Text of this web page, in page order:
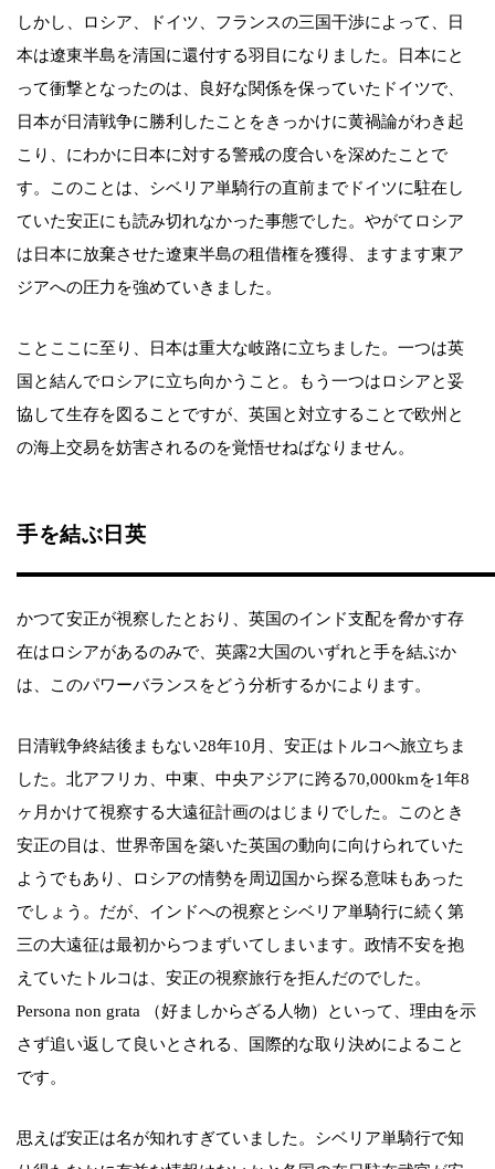
しかし、ロシア、ドイツ、フランスの三国干渉によって、日
本は遼東半島を清国に還付する羽目になりました。日本にと
って衝撃となったのは、良好な関係を保っていたドイツで、
日本が日清戦争に勝利したことをきっかけに黄禍論がわき起
こり、にわかに日本に対する警戒の度合いを深めたことで
す。このことは、シベリア単騎行の直前までドイツに駐在し
ていた安正にも読み切れなかった事態でした。やがてロシア
は日本に放棄させた遼東半島の租借権を獲得、ますます東ア
ジアへの圧力を強めていきました。
ことここに至り、日本は重大な岐路に立ちました。一つは英
国と結んでロシアに立ち向かうこと。もう一つはロシアと妥
協して生存を図ることですが、英国と対立することで欧州と
の海上交易を妨害されるのを覚悟せねばなりません。
手を結ぶ日英
かつて安正が視察したとおり、英国のインド支配を脅かす存
在はロシアがあるのみで、英露2大国のいずれと手を結ぶか
は、このパワーバランスをどう分析するかによります。
日清戦争終結後まもない28年10月、安正はトルコへ旅立ちま
した。北アフリカ、中東、中央アジアに跨る70,000kmを1年8
ヶ月かけて視察する大遠征計画のはじまりでした。このとき
安正の目は、世界帝国を築いた英国の動向に向けられていた
ようでもあり、ロシアの情勢を周辺国から探る意味もあった
でしょう。だが、インドへの視察とシベリア単騎行に続く第
三の大遠征は最初からつまずいてしまいます。政情不安を抱
えていたトルコは、安正の視察旅行を拒んだのでした。
Persona non grata （好ましからざる人物）といって、理由を示
さず追い返して良いとされる、国際的な取り決めによること
です。
思えば安正は名が知れすぎていました。シベリア単騎行で知